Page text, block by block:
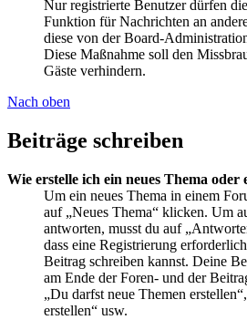
Nur registrierte Benutzer dürfen
Funktion für Nachrichten an
diese von der Board-
Diese Maßnahme soll den
Gäste verhindern.
Nach oben
Beiträge schreiben
Wie erstelle ich ein neues Thema oder
Um ein neues Thema in einem
auf „Neues Thema“ klicken. Um
antworten, musst du auf
dass eine Registrierung
Beitrag schreiben kannst. Deine
am Ende der Foren- und der
„Du darfst neue Themen
erstellen“ usw.